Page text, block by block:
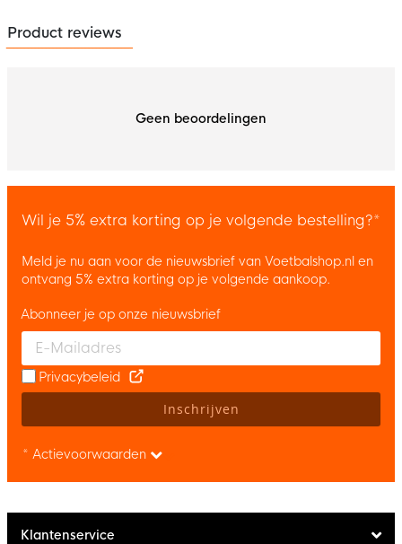
Product reviews
Geen beoordelingen
Wil je 5% extra korting op je volgende bestelling?*
Meld je nu aan voor de nieuwsbrief van Voetbalshop.nl en
ontvang 5% extra korting op je volgende aankoop.
Enter your email and accept the privacy policy to subscribe to
Abonneer je op onze nieuwsbrief
Privacybeleid
Inschrijven
* Actievoorwaarden
Klantenservice